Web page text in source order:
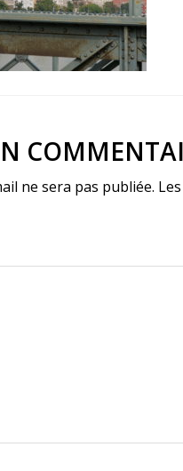
ne sera pas publiée.